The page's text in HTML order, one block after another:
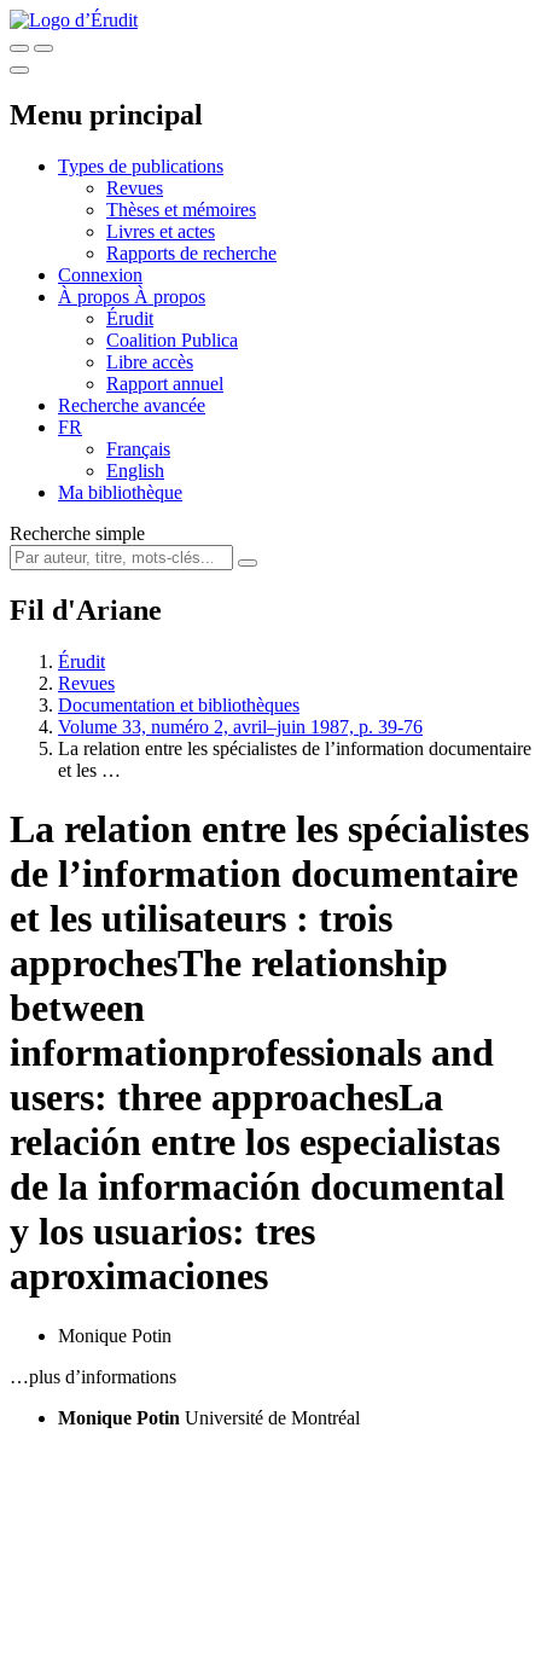
Menu principal
Types de publications
Revues
Thèses et mémoires
Livres et actes
Rapports de recherche
Connexion
À propos À propos
Érudit
Coalition Publica
Libre accès
Rapport annuel
Recherche avancée
FR
Français
English
Ma bibliothèque
Recherche simple
Fil d'Ariane
Érudit
Revues
Documentation et bibliothèques
Volume 33, numéro 2, avril–juin 1987, p. 39-76
La relation entre les spécialistes de l’information documentaire
et les …
La relation entre les spécialistes
de l’information documentaire
et les utilisateurs : trois
approchesThe relationship
between
informationprofessionals and
users: three approachesLa
relación entre los especialistas
de la información documental
y los usuarios: tres
aproximaciones
Monique Potin
…plus d’informations
Monique Potin Université de Montréal